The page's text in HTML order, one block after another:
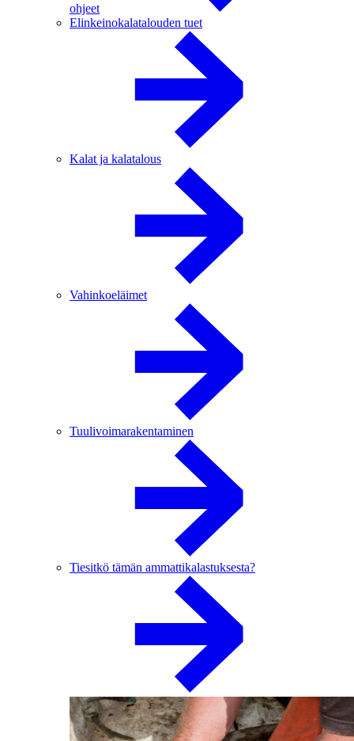
ohjeet
Elinkeinokalatalouden tuet
Kalat ja kalatalous
Vahinkoeläimet
Tuulivoimarakentaminen
Tiesitkö tämän ammattikalastuksesta?